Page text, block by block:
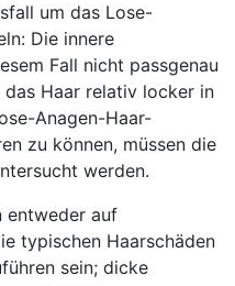
um das Lose-
Die innere
Fall nicht passgenau
Haar relativ locker in
Anagen-Haar-
zu können, müssen die
werden.
entweder auf
typischen Haarschäden
sein; dicke